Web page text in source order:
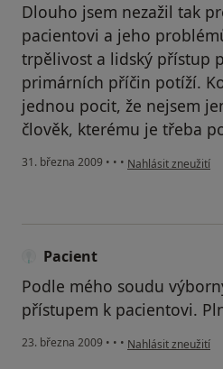
Dlouho jsem nezažil tak
pacientovi a jeho
trpělivost a lidský přístup
primárních příčin potíží.
jednou pocit, že nejsem
člověk, kterému je třeba
31. března 2009 • • • podle názoru
Nahlásit zneužití
Pacient
Podle mého soudu
přístupem k pacientovi.
23. března 2009 • • • podle názoru
Nahlásit zneužití